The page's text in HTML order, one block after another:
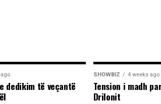
dedikim të veçantë
SHOWBIZ 4 weeks ago
Tension i madh
Drilonit